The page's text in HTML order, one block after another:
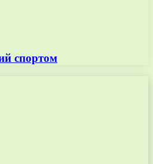
спортом